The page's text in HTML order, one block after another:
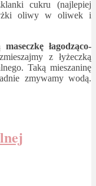
cukru (najlepiej
oliwy w oliwek i
maseczkę łagodząco-
z łyżeczką
Taką mieszaninę
zmywamy wodą.